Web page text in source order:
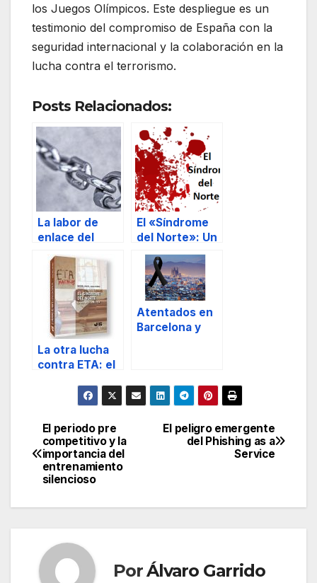
los Juegos Olímpicos. Este despliegue es un
testimonio del compromiso de España con la
seguridad internacional y la colaboración en la
lucha contra el terrorismo.
Posts Relacionados:
La labor de
enlace del
director de
seguridad.
El «Síndrome
del Norte»: Un
capítulo
olvidado de la
historia del
terrorismo de
ETA.
La otra lucha
contra ETA: el
Atentados en
Barcelona y
Navegación
de
El peligro emergente
del Phishing as a
Service
El periodo pre
competitivo y la
importancia del
entrenamiento
silencioso
PorÁlvaro Garrido